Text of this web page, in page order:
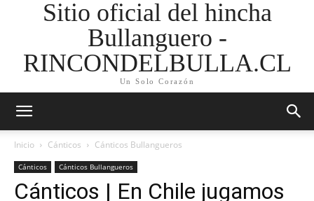
Sitio oficial del hincha
Bullanguero -
RINCONDELBULLA.CL
Un Solo Corazón
Inicio Cánticos Cánticos Bullangueros
Cánticos Cánticos Bullangueros
Cánticos | En Chile jugamos